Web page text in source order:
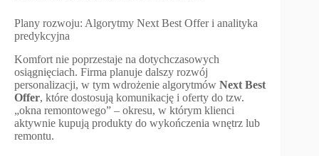
Plany rozwoju: Algorytmy Next Best Offer i analityka
predykcyjna
Komfort nie poprzestaje na dotychczasowych
osiągnięciach. Firma planuje dalszy rozwój
personalizacji, w tym wdrożenie algorytmów Next Best
Offer, które dostosują komunikację i oferty do tzw.
„okna remontowego” – okresu, w którym klienci
aktywnie kupują produkty do wykończenia wnętrz lub
remontu.